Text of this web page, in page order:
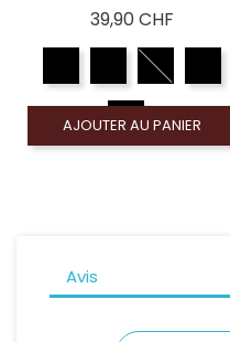
39,90 CHFPrix
AJOUTER AU PANIER
Avis